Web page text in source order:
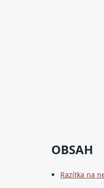
OBSAH
Razítka na